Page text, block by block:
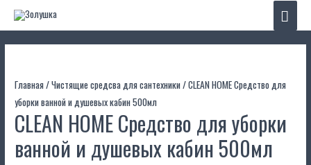
Главная/Чистящие средсва для сантехники/ CLEAN HOME Средство для
уборки ванной и душевых кабин 500мл
CLEAN HOME Средство для уборки
ванной и душевых кабин 500мл